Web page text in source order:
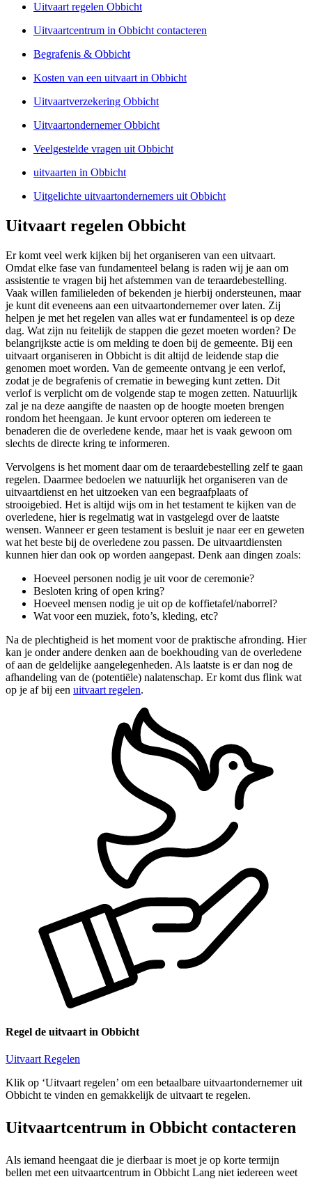
Uitvaart regelen Obbicht
Uitvaartcentrum in Obbicht contacteren
Begrafenis & Obbicht
Kosten van een uitvaart in Obbicht
Uitvaartverzekering Obbicht
Uitvaartondernemer Obbicht
Veelgestelde vragen uit Obbicht
uitvaarten in Obbicht
Uitgelichte uitvaartondernemers uit Obbicht
Uitvaart regelen Obbicht
Er komt veel werk kijken bij het organiseren van een uitvaart.
Omdat elke fase van fundamenteel belang is raden wij je aan om
assistentie te vragen bij het afstemmen van de teraardebestelling.
Vaak willen familieleden of bekenden je hierbij ondersteunen, maar
je kunt dit eveneens aan een uitvaartondernemer over laten. Zij
helpen je met het regelen van alles wat er fundamenteel is op deze
dag. Wat zijn nu feitelijk de stappen die gezet moeten worden? De
belangrijkste actie is om melding te doen bij de gemeente. Bij een
uitvaart organiseren in Obbicht is dit altijd de leidende stap die
genomen moet worden. Van de gemeente ontvang je een verlof,
zodat je de begrafenis of crematie in beweging kunt zetten. Dit
verlof is verplicht om de volgende stap te mogen zetten. Natuurlijk
zal je na deze aangifte de naasten op de hoogte moeten brengen
rondom het heengaan. Je kunt ervoor opteren om iedereen te
benaderen die de overledene kende, maar het is vaak gewoon om
slechts de directe kring te informeren.
Vervolgens is het moment daar om de teraardebestelling zelf te gaan
regelen. Daarmee bedoelen we natuurlijk het organiseren van de
uitvaartdienst en het uitzoeken van een begraafplaats of
strooigebied. Het is altijd wijs om in het testament te kijken van de
overledene, hier is regelmatig wat in vastgelegd over de laatste
wensen. Wanneer er geen testament is besluit je naar eer en geweten
wat het beste bij de overledene zou passen. De uitvaartdiensten
kunnen hier dan ook op worden aangepast. Denk aan dingen zoals:
Hoeveel personen nodig je uit voor de ceremonie?
Besloten kring of open kring?
Hoeveel mensen nodig je uit op de koffietafel/naborrel?
Wat voor een muziek, foto’s, kleding, etc?
Na de plechtigheid is het moment voor de praktische afronding. Hier
kan je onder andere denken aan de boekhouding van de overledene
of aan de geldelijke aangelegenheden. Als laatste is er dan nog de
afhandeling van de (potentiële) nalatenschap. Er komt dus flink wat
op je af bij een uitvaart regelen.
Regel de uitvaart in Obbicht
Uitvaart Regelen
Klik op ‘Uitvaart regelen’ om een betaalbare uitvaartondernemer uit
Obbicht te vinden en gemakkelijk de uitvaart te regelen.
Uitvaartcentrum in Obbicht contacteren
Als iemand heengaat die je dierbaar is moet je op korte termijn
bellen met een uitvaartcentrum in Obbicht Lang niet iedereen weet